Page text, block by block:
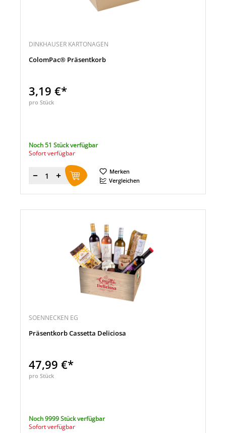
DINKHAUSER KARTONAGEN
ColomPac® Präsentkorb
3,19 €*
pro Stück
Noch 51 Stück verfügbar
Sofort verfügbar
Menge
Merken
Vergleichen
SOENNECKEN EG
Präsentkorb Cassetta Deliciosa
47,99 €*
pro Stück
Noch 9999 Stück verfügbar
Sofort verfügbar